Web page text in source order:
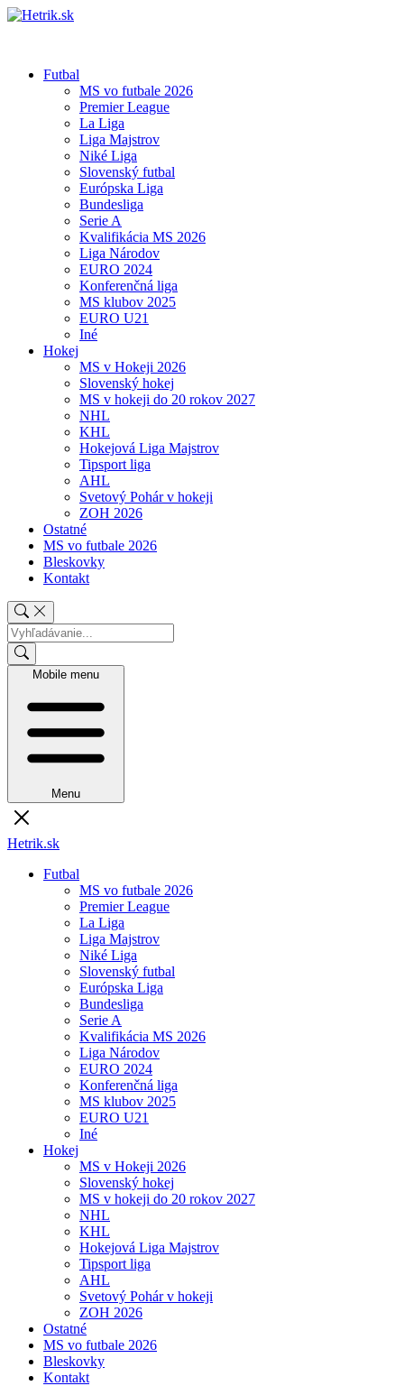
Futbal
MS vo futbale 2026
Premier League
La Liga
Liga Majstrov
Niké Liga
Slovenský futbal
Európska Liga
Bundesliga
Serie A
Kvalifikácia MS 2026
Liga Národov
EURO 2024
Konferenčná liga
MS klubov 2025
EURO U21
Iné
Hokej
MS v Hokeji 2026
Slovenský hokej
MS v hokeji do 20 rokov 2027
NHL
KHL
Hokejová Liga Majstrov
Tipsport liga
AHL
Svetový Pohár v hokeji
ZOH 2026
Ostatné
MS vo futbale 2026
Bleskovky
Kontakt
Mobile menu
Menu
Hetrik.sk
Futbal
MS vo futbale 2026
Premier League
La Liga
Liga Majstrov
Niké Liga
Slovenský futbal
Európska Liga
Bundesliga
Serie A
Kvalifikácia MS 2026
Liga Národov
EURO 2024
Konferenčná liga
MS klubov 2025
EURO U21
Iné
Hokej
MS v Hokeji 2026
Slovenský hokej
MS v hokeji do 20 rokov 2027
NHL
KHL
Hokejová Liga Majstrov
Tipsport liga
AHL
Svetový Pohár v hokeji
ZOH 2026
Ostatné
MS vo futbale 2026
Bleskovky
Kontakt